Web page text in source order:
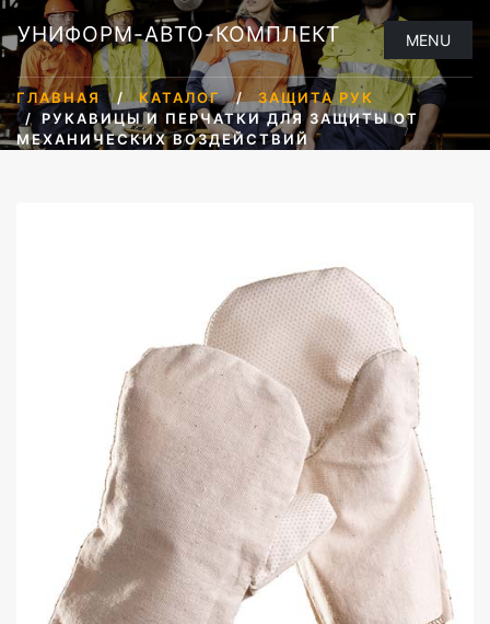
УНИФОРМ-АВТО-КОМПЛЕКТ MENU
ГЛАВНАЯ КАТАЛОГ
ЗАЩИТА РУК
РУКАВИЦЫ И ПЕРЧАТКИ ДЛЯ ЗАЩИТЫ ОТ
МЕХАНИЧЕСКИХ ВОЗДЕЙСТВИЙ